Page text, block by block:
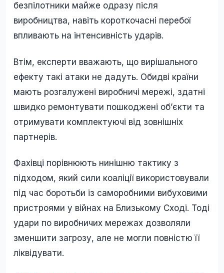
безпілотники майже одразу після
виробництва, навіть короткочасні перебої
впливають на інтенсивність ударів.
Втім, експерти вважають, що вирішального
ефекту такі атаки не дадуть. Обидві країни
мають розгалужені виробничі мережі, здатні
швидко ремонтувати пошкоджені об’єкти та
отримувати комплектуючі від зовнішніх
партнерів.
Фахівці порівнюють нинішню тактику з
підходом, який сили коаліції використовували
під час боротьби із саморобними вибуховими
пристроями у війнах на Близькому Сході. Тоді
удари по виробничих мережах дозволяли
зменшити загрозу, але не могли повністю її
ліквідувати.